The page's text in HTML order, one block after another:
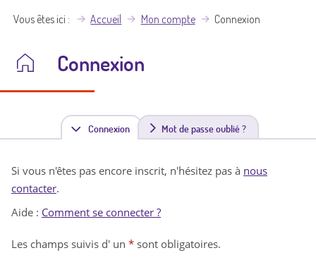
Vous êtes ici Accueil Mon compte Connexion
Connexion
Connexion(
n
Mot de passe oublié ?
Si vous n'êtes pas encore inscrit, n'hésitez pas à nous
contacter.
Aide : Comment se connecter ?
Les champs suivis d' un * sont obligatoires.